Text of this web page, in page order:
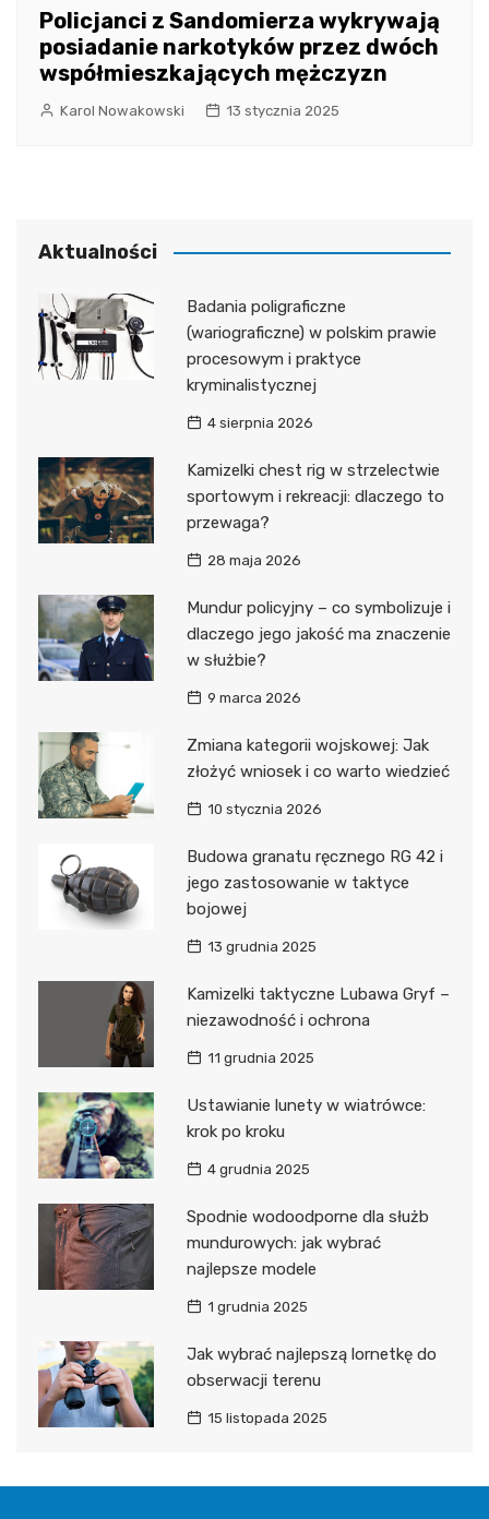
Policjanci z Sandomierza wykrywają
posiadanie narkotyków przez dwóch
współmieszkających mężczyzn
Karol Nowakowski 13 stycznia 2025
Aktualności
Badania poligraficzne
(wariograficzne) w polskim prawie
procesowym i praktyce
kryminalistycznej
4 sierpnia 2026
Kamizelki chest rig w strzelectwie
sportowym i rekreacji: dlaczego to
przewaga?
28 maja 2026
Mundur policyjny – co symbolizuje i
dlaczego jego jakość ma znaczenie
w służbie?
9 marca 2026
Zmiana kategorii wojskowej: Jak
złożyć wniosek i co warto wiedzieć
10 stycznia 2026
Budowa granatu ręcznego RG 42 i
jego zastosowanie w taktyce
bojowej
13 grudnia 2025
Kamizelki taktyczne Lubawa Gryf –
niezawodność i ochrona
11 grudnia 2025
Ustawianie lunety w wiatrówce:
krok po kroku
4 grudnia 2025
Spodnie wodoodporne dla służb
mundurowych: jak wybrać
najlepsze modele
1 grudnia 2025
Jak wybrać najlepszą lornetkę do
obserwacji terenu
15 listopada 2025